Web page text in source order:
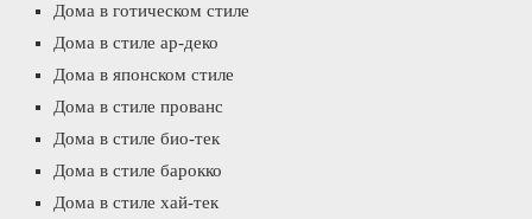
Дома в готическом стиле
Дома в стиле ар-деко
Дома в японском стиле
Дома в стиле прованс
Дома в стиле био-тек
Дома в стиле барокко
Дома в стиле хай-тек